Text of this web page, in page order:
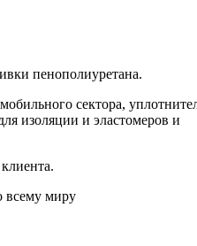
пенополиуретана.
сектора,
изоляции и эластомеров и
всему миру